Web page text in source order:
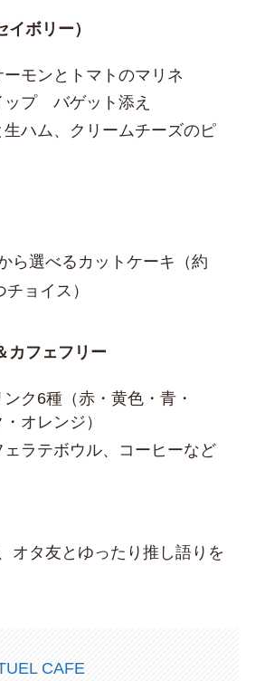
ボリー）
ーモンとトマトのマリネ
ップ バゲット添え
生ハム、クリームチーズのピ
ら選べるカットケーキ（約
ョイス）
カフェフリー
ク6種（赤・黄色・青・
オレンジ）
ラテボウル、コーヒーなど
オタ友とゆったり推し語りを
CAFE